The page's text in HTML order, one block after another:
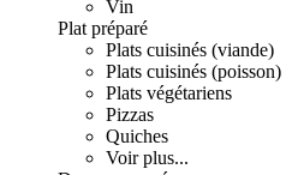
Vin
Plat préparé
Plats cuisinés (viande)
Plats cuisinés (poisson)
Plats végétariens
Pizzas
Quiches
Voir plus...